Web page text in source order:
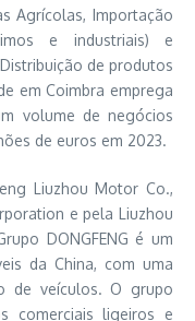
Agrícolas, Importação
e industriais) e
de produtos
em Coimbra emprega
volume de negócios
de euros em 2023.
Liuzhou Motor Co.,
e pela Liuzhou
DONGFENG é um
da China, com uma
de veículos. O grupo
comerciais ligeiros e